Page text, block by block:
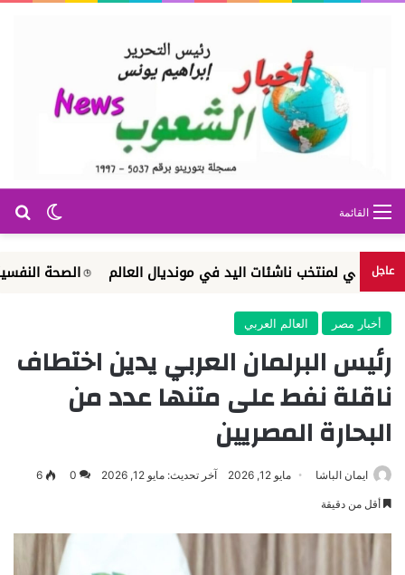
الوضع القائمة
عاجللمنتخب ناشئات اليد في مونديال العالم الصحة النفسية
أخبار مصر العالم العربي
رئيس البرلمان العربي يدين اختطاف
ناقلة نفط على متنها عدد من
البحارة المصريين
ايمان الباشا مايو 12, 2026 آخر تحديث: مايو 12, 2026 0
6
أقل من دقيقة